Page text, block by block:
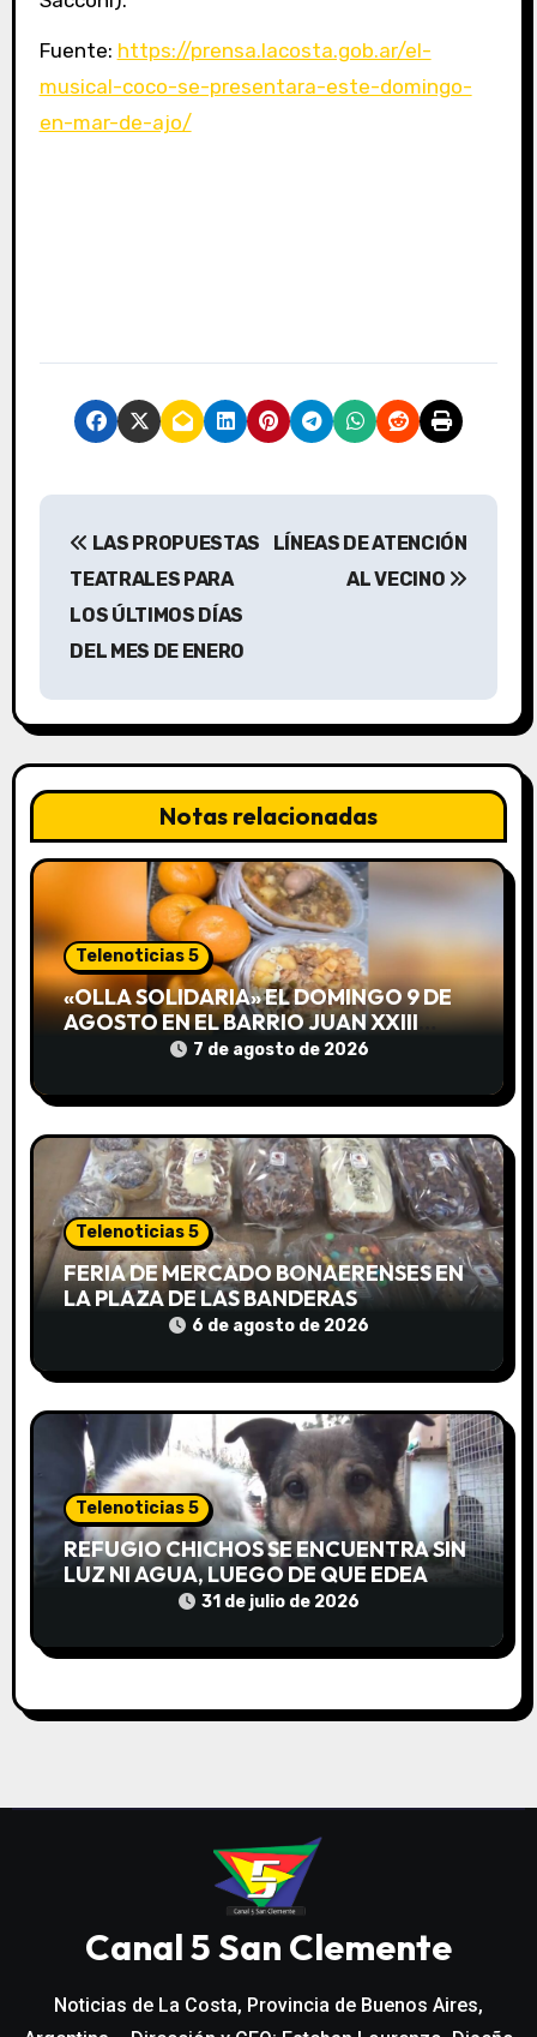
Fuente: https://prensa.lacosta.gob.ar/el-
musical-coco-se-presentara-este-domingo-
en-mar-de-ajo/
N
g
a
c
i
ó
n
d
e
n
r
a
a
LAS PROPUESTAS
TEATRALES PARA
LOS ÚLTIMOS DÍAS
DEL MES DE ENERO
LÍNEAS DE ATENCIÓN
AL VECINO
Notas relacionadas
Telenoticias 5
«OLLA SOLIDARIA» EL DOMINGO 9 DE
AGOSTO EN EL BARRIO JUAN XXIII
DESDE LAS 13 HS7 de agosto de 2026
Telenoticias 5
FERIA DE MERCADO BONAERENSES EN
LA PLAZA DE LAS BANDERAS
6 de agosto de 2026
Telenoticias 5
REFUGIO CHICHOS SE ENCUENTRA SIN
LUZ NI AGUA, LUEGO DE QUE EDEA
CORTARA EL SUMINISTRO SIN AVISO
31 de julio de 2026
Canal 5 San Clemente
Noticias de La Costa, Provincia de Buenos Aires,